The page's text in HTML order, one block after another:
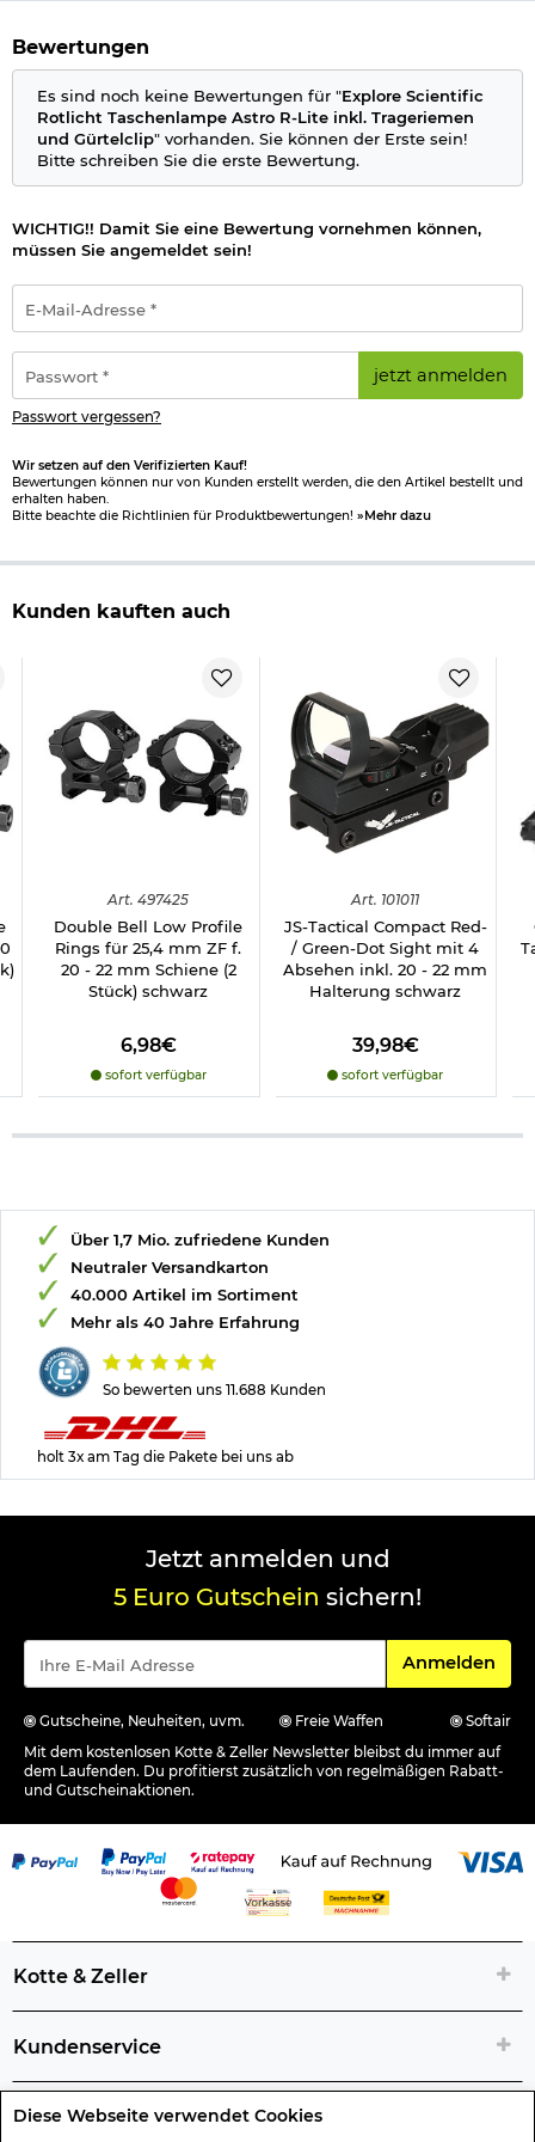
Diese Webseite verwendet Cookies
Bewertungen
Es sind noch keine Bewertungen für "Explore Scientific
Rotlicht Taschenlampe Astro R-Lite inkl. Trageriemen
und Gürtelclip" vorhanden. Sie können der Erste sein!
Bitte schreiben Sie die erste Bewertung.
WICHTIG!! Damit Sie eine Bewertung vornehmen können,
müssen Sie angemeldet sein!
Mail-
Adresse
*
jetzt anmelden
Passwort vergessen?
Wir setzen auf den Verifizierten Kauf!
Bewertungen können nur von Kunden erstellt werden, die den Artikel bestellt und
erhalten haben.
Bitte beachte die Richtlinien für Produktbewertungen! »Mehr dazu
Kunden kauften auch
Art. 497425
Double Bell Low Profile
Rings für 25,4 mm ZF f.
20 - 22 mm Schiene (2
Stück) schwarz
6,98€
sofort verfügbar
Art. 101011
JS-Tactical Compact Red-
/ Green-Dot Sight mit 4
Absehen inkl. 20 - 22 mm
Halterung schwarz
39,98€
sofort verfügbar
So bewerten uns 11.688 Kunden
Über 1,7 Mio. zufriedene Kunden
Neutraler Versandkarton
40.000 Artikel im Sortiment
Mehr als 40 Jahre Erfahrung
holt 3x am Tag die Pakete bei uns ab
Jetzt anmelden und
5 Euro Gutschein sichern!
Für den
Anmelden
Gutscheine, Neuheiten, uvm. Freie Waffen
Softair
Mit dem kostenlosen Kotte & Zeller Newsletter bleibst du immer auf
dem Laufenden. Du profitierst zusätzlich von regelmäßigen Rabatt-
und Gutscheinaktionen.
Kotte & Zeller
Kundenservice
Rechtliche Artikelinfos